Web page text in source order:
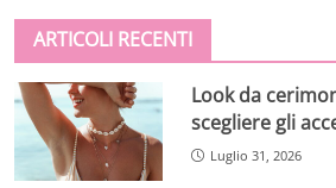
ARTICOLI RECENTI
Look da
scegliere gli
Luglio 31, 2026